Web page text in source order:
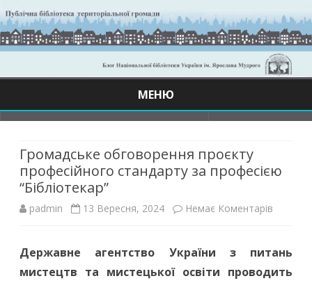
МЕНЮ
Громадське обговорення проєкту
професійного стандарту за професією
“Бібліотекар”
padmin 13 Вересня, 2024 Немає Коментарів
Державне агентство України з питань
мистецтв та мистецької освіти проводить